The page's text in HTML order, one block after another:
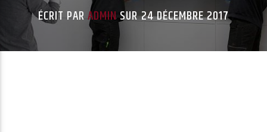
Titre diffusé :
ÉCRIT PARADMINSUR 24 DÉCEMBRE 2017